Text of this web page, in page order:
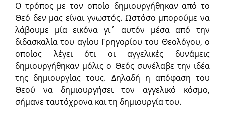
Ο τρόπος με τον οποίο δημιουργήθηκαν από το
Θεό δεν μας είναι γνωστός. Ωστόσο μπορούμε να
λάβουμε μία εικόνα γι΄ αυτόν μέσα από την
διδασκαλία του αγίου Γρηγορίου του Θεολόγου, ο
οποίος λέγει ότι οι αγγελικές δυνάμεις
δημιουργήθηκαν μόλις ο Θεός συνέλαβε την ιδέα
της δημιουργίας τους. Δηλαδή η απόφαση του
Θεού να δημιουργήσει τον αγγελικό κόσμο,
σήμανε ταυτόχρονα και τη δημιουργία του.